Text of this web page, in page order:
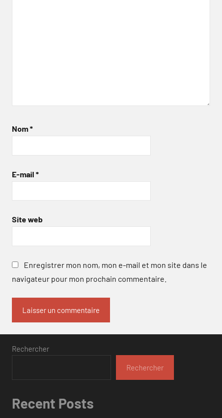
Nom*
E-mail *
Site web
Enregistrer mon nom, mon e-mail et mon site dans le
navigateur pour mon prochain commentaire.
Rechercher
Rechercher
Recent Posts